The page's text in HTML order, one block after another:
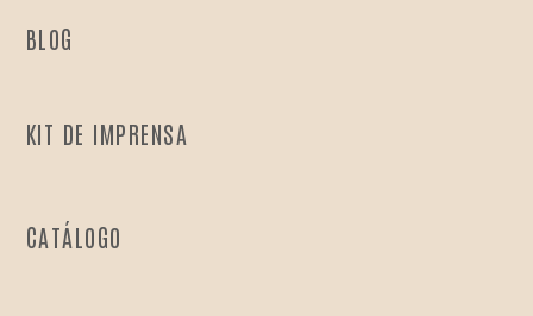
BLOG
KIT DE IMPRENSA
CATÁLOGO